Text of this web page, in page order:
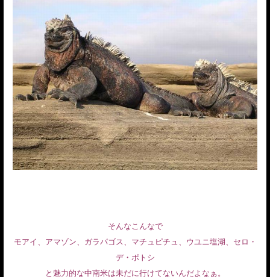
そんなこんなで
モアイ、アマゾン、ガラパゴス、マチュピチュ、ウユニ塩湖、セロ・
デ・ポトシ
と魅力的な中南米は未だに行けてないんだよなぁ。